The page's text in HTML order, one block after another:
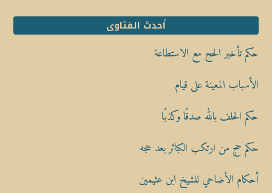
أحدث الفتاوى
حكم تأخير الحج مع الاستطاعة
الأسباب المعينة على قيام
حكم الحلف بالله صدقًا وكذبًا
حكم حج من ارتكب الكبائر بعد حجه
أحكام الأضاحي للشيخ ابن عثيمين